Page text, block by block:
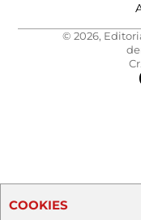
© 2026,
COOKIES